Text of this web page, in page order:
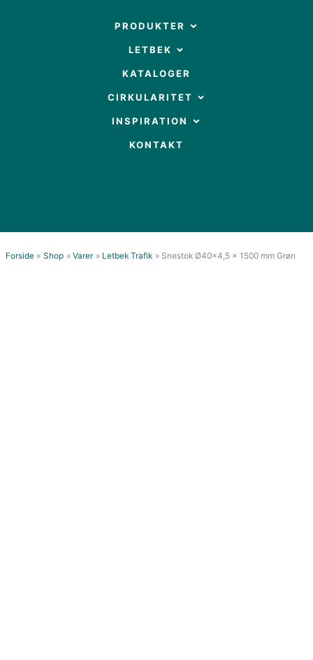
PRODUKTER
LETBEK
KATALOGER
CIRKULARITET
INSPIRATION
KONTAKT
Forside Shop Varer Letbek Trafik Snestok Ø40×4,5 x 1500 mm Grøn